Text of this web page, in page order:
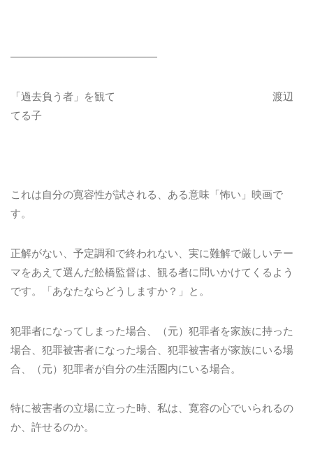
——————————————
「過去負う者」を観て 渡辺
てる子
これは自分の寛容性が試される、ある意味「怖い」映画で
す。
正解がない、予定調和で終われない、実に難解で厳しいテー
マをあえて選んだ舩橋監督は、観る者に問いかけてくるよう
です。「あなたならどうしますか？」と。
犯罪者になってしまった場合、（元）犯罪者を家族に持った
場合、犯罪被害者になった場合、犯罪被害者が家族にいる場
合、（元）犯罪者が自分の生活圏内にいる場合。
特に被害者の立場に立った時、私は、寛容の心でいられるの
か、許せるのか。